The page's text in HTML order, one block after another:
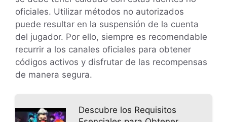
oficiales. Utilizar métodos no autorizados
puede resultar en la suspensión de la cuenta
del jugador. Por ello, siempre es recomendable
recurrir a los canales oficiales para obtener
códigos activos y disfrutar de las recompensas
de manera segura.
Descubre los Requisitos